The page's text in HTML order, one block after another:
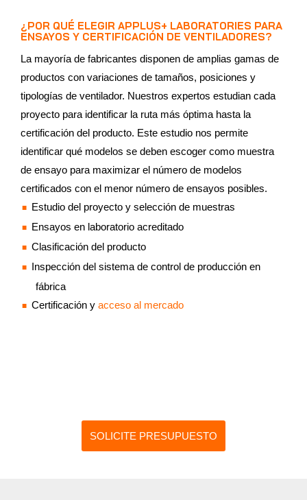
¿POR QUÉ ELEGIR APPLUS+ LABORATORIES PARA
ENSAYOS Y CERTIFICACIÓN DE VENTILADORES?
La mayoría de fabricantes disponen de amplias gamas de
productos con variaciones de tamaños, posiciones y
tipologías de ventilador. Nuestros expertos estudian cada
proyecto para identificar la ruta más óptima hasta la
certificación del producto. Este estudio nos permite
identificar qué modelos se deben escoger como muestra
de ensayo para maximizar el número de modelos
certificados con el menor número de ensayos posibles.
Estudio del proyecto y selección de muestras
Ensayos en laboratorio acreditado
Clasificación del producto
Inspección del sistema de control de producción en
fábrica
Certificación y acceso al mercado
SOLICITE PRESUPUESTO